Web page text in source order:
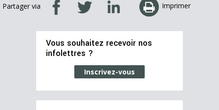
Partager via Imprimer
Vous souhaitez recevoir nos
infolettres ?
Inscrivez-vous